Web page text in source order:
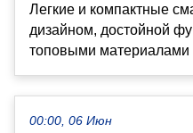
Легкие и компактные
дизайном, достойной
топовыми материалами
00:00, 06 Июн